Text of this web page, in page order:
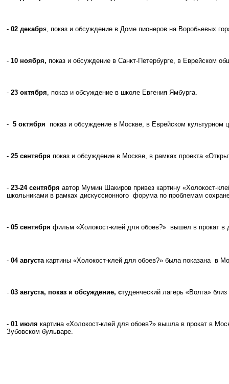
- 02 декабря, показ и обсуждение в Доме пионеров на Воробьевых
- 10 ноября, показ и обсуждение в Санкт-Петербурге, в Еврейском
- 23 октября, показ и обсуждение в школе Евгения Ямбурга.
- 5 октября показ и обсуждение в Москве, в Еврейском культурном
- 25 сентября показ и обсуждение в Москве, в рамках проекта
- 23-24 сентября автор Мумин Шакиров привез картину «Холокост-
школьниками в рамках дискуссионного форума по проблемам
- 05 сентября фильм «Холокост-клей для обоев?» вышел в прокат в
- 04 августа картины «Холокост-клей для обоев?» была показана в
- 03 августа, показ и обсуждение, студенческий лагерь «Волга» близ
- 01 июля картина «Холокост-клей для обоев?» вышла в прокат в
Зубовском бульваре.